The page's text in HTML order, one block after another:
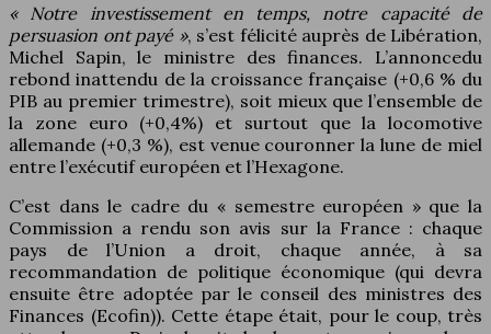
« Notre investissement en temps, notre capacité de
persuasion ont payé », s’est félicité auprès de Libération,
Michel Sapin, le ministre des finances. L’annoncedu
rebond inattendu de la croissance française (+0,6 % du
PIB au premier trimestre), soit mieux que l’ensemble de
la zone euro (+0,4%) et surtout que la locomotive
allemande (+0,3 %), est venue couronner la lune de miel
entre l’exécutif européen et l’Hexagone.
C’est dans le cadre du « semestre européen » que la
Commission a rendu son avis sur la France : chaque
pays de l’Union a droit, chaque année, à sa
recommandation de politique économique (qui devra
ensuite être adoptée par le conseil des ministres des
Finances (Ecofin)). Cette étape était, pour le coup, très